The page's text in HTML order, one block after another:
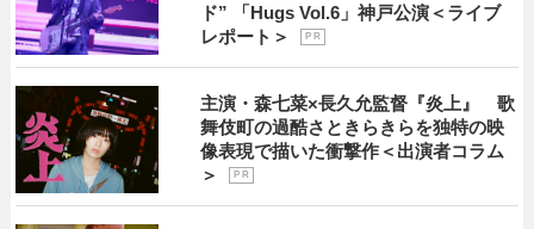
ド” 「Hugs Vol.6」神戸公演＜ライブ
レポート＞
P R
主演・森七菜×長久允監督『炎上』 歌
舞伎町の過酷さときらきらを独特の映
像表現で描いた衝撃作＜出演者コラム
＞
P R